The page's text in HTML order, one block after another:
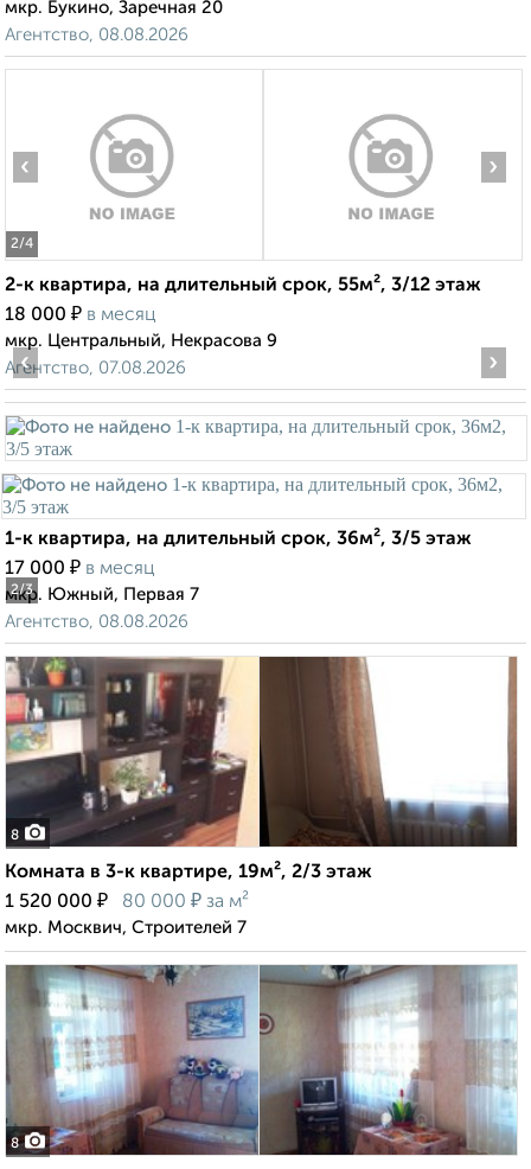
мкр. Букино, Заречная 20
Агентство, 08.08.2026
2/4
‹ ›
2-к квартира, на длительный срок, 55м², 3/12 этаж
18 000 ₽ в месяц
мкр. Центральный, Некрасова 9
Агентство, 07.08.2026
2/3
‹ ›
1-к квартира, на длительный срок, 36м², 3/5 этаж
17 000 ₽ в месяц
мкр. Южный, Первая 7
Агентство, 08.08.2026
8
Комната в 3-к квартире, 19м², 2/3 этаж
1 520 000 ₽ 80 000 ₽ за м²
мкр. Москвич, Строителей 7
8